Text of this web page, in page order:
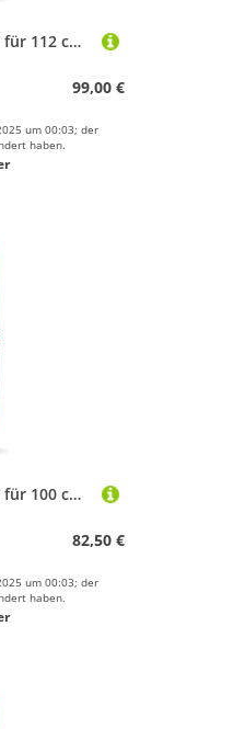
bellicon Seilring-Set für 112 cm Rebounder (Pink – Medium, bis 90 kg) | 36 Original Naturkautschuk Seilringe
99,00 €
um 00:03; der
haben.
bellicon Seilring-Set für 100 cm Rebounder (Pink – Extra Stark, bis 150 kg) | 30 Original Naturkautschuk Seilringe
82,50 €
um 00:03; der
haben.